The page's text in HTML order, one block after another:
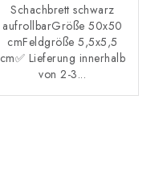
Schachbrett schwarz
aufrollbarGröße 50x50
cmFeldgröße 5,5x5,5
cm✅ Lieferung innerhalb
von 2-3...